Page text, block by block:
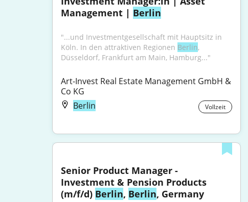
Management | Berlin
"...und Investmentgesellschaft mit Hauptsitz in
Köln. In den attraktiven Regionen Berlin,
Düsseldorf, Frankfurt am Main, Hamburg..."
Art-Invest Real Estate Management GmbH &
Co KG
Berlin
Vollzeit
Senior Product Manager -
Investment & Pension Products
(m/f/d) Berlin, Berlin, Germany